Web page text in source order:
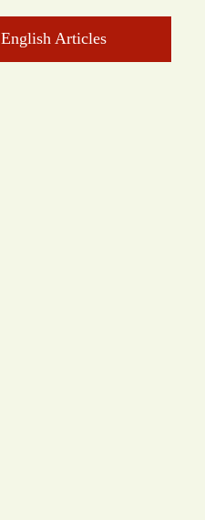
English Articles